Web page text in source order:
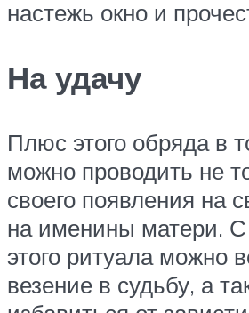
настежь окно и
На удачу
Плюс этого обряда в
можно проводить не
своего появления на
на именины матери.
этого ритуала можно
везение в судьбу, а